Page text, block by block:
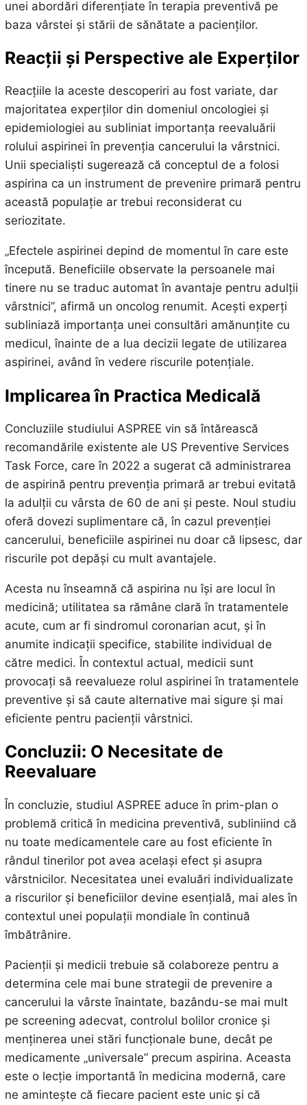
unei abordări diferențiate în terapia preventivă pe
baza vârstei și stării de sănătate a pacienților.
Reacții și Perspective ale Experților
Reacțiile la aceste descoperiri au fost variate, dar
majoritatea experților din domeniul oncologiei și
epidemiologiei au subliniat importanța reevaluării
rolului aspirinei în prevenția cancerului la vârstnici.
Unii specialiști sugerează că conceptul de a folosi
aspirina ca un instrument de prevenire primară pentru
această populație ar trebui reconsiderat cu
seriozitate.
„Efectele aspirinei depind de momentul în care este
începută. Beneficiile observate la persoanele mai
tinere nu se traduc automat în avantaje pentru adulții
vârstnici”, afirmă un oncolog renumit. Acești experți
subliniază importanța unei consultări amănunțite cu
medicul, înainte de a lua decizii legate de utilizarea
aspirinei, având în vedere riscurile potențiale.
Implicarea în Practica Medicală
Concluziile studiului ASPREE vin să întărească
recomandările existente ale US Preventive Services
Task Force, care în 2022 a sugerat că administrarea
de aspirină pentru prevenția primară ar trebui evitată
la adulții cu vârsta de 60 de ani și peste. Noul studiu
oferă dovezi suplimentare că, în cazul prevenției
cancerului, beneficiile aspirinei nu doar că lipsesc, dar
riscurile pot depăși cu mult avantajele.
Acesta nu înseamnă că aspirina nu își are locul în
medicină; utilitatea sa rămâne clară în tratamentele
acute, cum ar fi sindromul coronarian acut, și în
anumite indicații specifice, stabilite individual de
către medici. În contextul actual, medicii sunt
provocați să reevalueze rolul aspirinei în tratamentele
preventive și să caute alternative mai sigure și mai
eficiente pentru pacienții vârstnici.
Concluzii: O Necesitate de
Reevaluare
În concluzie, studiul ASPREE aduce în prim-plan o
problemă critică în medicina preventivă, subliniind că
nu toate medicamentele care au fost eficiente în
rândul tinerilor pot avea același efect și asupra
vârstnicilor. Necesitatea unei evaluări individualizate
a riscurilor și beneficiilor devine esențială, mai ales în
contextul unei populații mondiale în continuă
îmbătrânire.
Pacienții și medicii trebuie să colaboreze pentru a
determina cele mai bune strategii de prevenire a
cancerului la vârste înaintate, bazându-se mai mult
pe screening adecvat, controlul bolilor cronice și
menținerea unei stări funcționale bune, decât pe
medicamente „universale” precum aspirina. Aceasta
este o lecție importantă în medicina modernă, care
ne amintește că fiecare pacient este unic și că